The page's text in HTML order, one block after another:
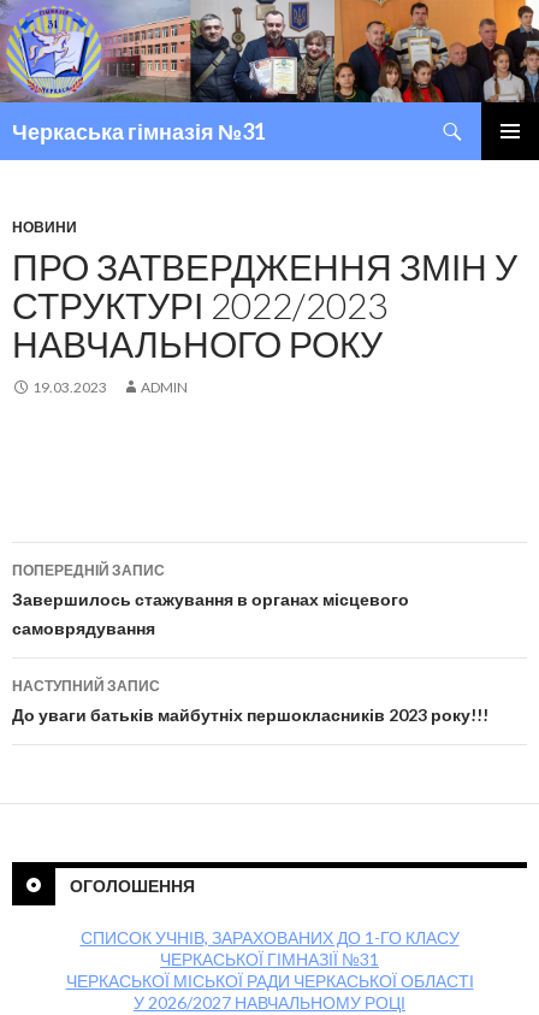
Черкаська гімназія №31
НОВИНИ
ПРО ЗАТВЕРДЖЕННЯ ЗМІН У
СТРУКТУРІ 2022/2023
НАВЧАЛЬНОГО РОКУ
19.03.2023 ADMIN
Навігація по публікаціям
ПОПЕРЕДНІЙ ЗАПИС
Завершилось стажування в органах місцевого
самоврядування
НАСТУПНИЙ ЗАПИС
До уваги батьків майбутніх першокласників 2023 року!!!
ОГОЛОШЕННЯ
СПИСОК УЧНІВ, ЗАРАХОВАНИХ ДО 1-ГО КЛАСУ
ЧЕРКАСЬКОЇ ГІМНАЗІЇ №31
ЧЕРКАСЬКОЇ МІСЬКОЇ РАДИ ЧЕРКАСЬКОЇ ОБЛАСТІ
У 2026/2027 НАВЧАЛЬНОМУ РОЦІ